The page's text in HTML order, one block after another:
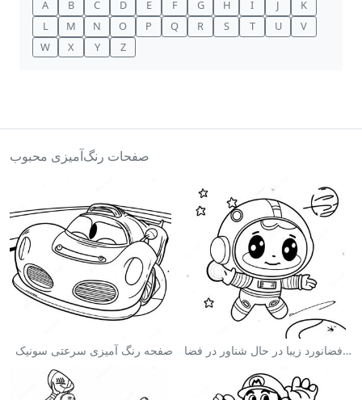
A B C D E F G H I J
K
L
M N O P Q R S T U
V
W
X Y Z
صفحات رنگ‌آمیزی محبوب
صفحه رنگ آمیزی سرعتی سونیک صفحه رنگ آمیزی فضانورد زیبا در حال شناور در فضا